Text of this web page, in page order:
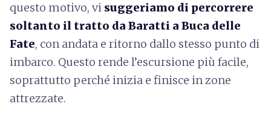
questo motivo, vi suggeriamo di percorrere
soltanto il tratto da Baratti a Buca delle
Fate, con andata e ritorno dallo stesso punto di
imbarco. Questo rende l’escursione più facile,
soprattutto perché inizia e finisce in zone
attrezzate.